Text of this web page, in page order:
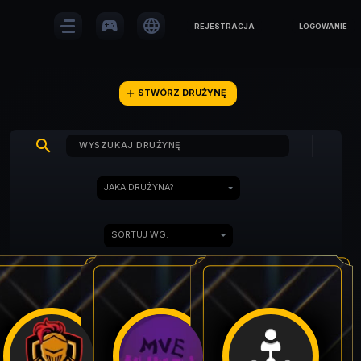
sports_esports language REJESTRACJA LOGOWANIE
add STWÓRZ DRUŻYNĘ
search
JAKA DRUŻYNA?
SORTUJ WG.